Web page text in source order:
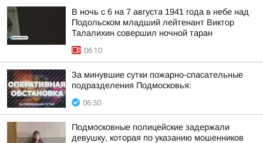
В ночь с 6 на 7 августа 1941 года в небе над
Подольском младший лейтенант Виктор
Талалихин совершил ночной таран
06:10
За минувшие сутки пожарно-спасательные
подразделения Подмосковья:
06:30
Подмосковные полицейские задержали
девушку, которая по указанию мошенников